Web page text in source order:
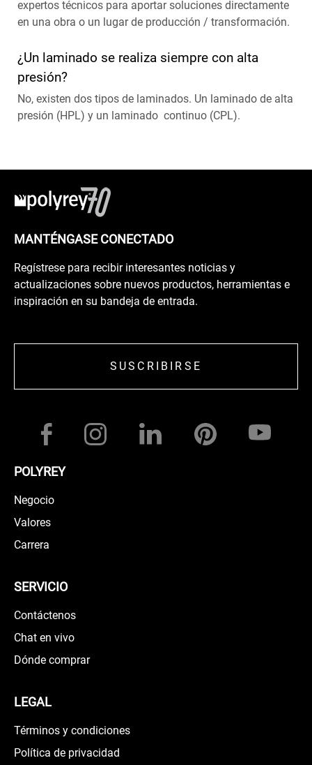
expertos técnicos para aportar soluciones directamente
en una obra o un lugar de producción / transformación.
¿Un laminado se realiza siempre con alta
presión?
No, existen dos tipos de laminados. Un laminado de alta
presión (HPL) y un laminado continuo (CPL).
MANTÉNGASE CONECTADO
Regístrese para recibir interesantes noticias y
actualizaciones sobre nuevos productos, herramientas e
inspiración en su bandeja de entrada.
SUSCRIBIRSE
POLYREY
Negocio
Valores
Carrera
SERVICIO
Contáctenos
Chat en vivo
Dónde comprar
LEGAL
Términos y condiciones
Política de privacidad